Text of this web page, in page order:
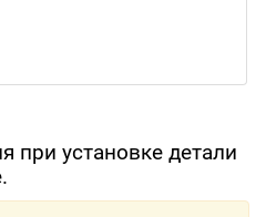
при установке детали